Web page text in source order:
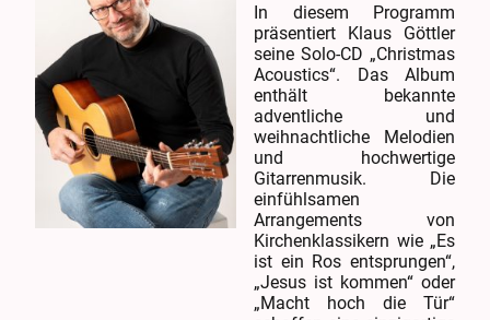
In diesem Programm
präsentiert Klaus Göttler
seine Solo-CD „Christmas
Acoustics“. Das Album
enthält bekannte
adventliche und
weihnachtliche Melodien
und hochwertige
Gitarrenmusik. Die
einfühlsamen
Arrangements von
Kirchenklassikern wie „Es
ist ein Ros entsprungen“,
„Jesus ist kommen“ oder
„Macht hoch die Tür“